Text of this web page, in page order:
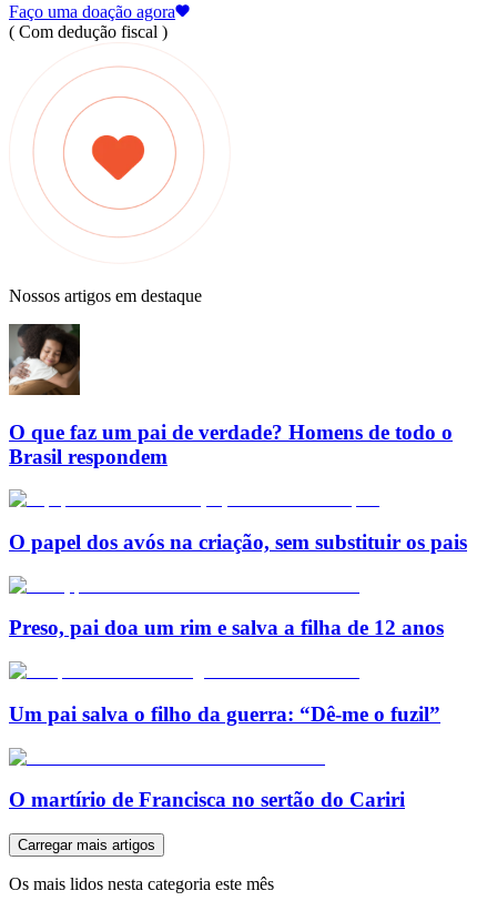
Faço uma doação agora
( Com dedução fiscal )
Nossos artigos em destaque
O que faz um pai de verdade? Homens de todo o
Brasil respondem
O papel dos avós na criação, sem substituir os pais
Preso, pai doa um rim e salva a filha de 12 anos
Um pai salva o filho da guerra: “Dê-me o fuzil”
O martírio de Francisca no sertão do Cariri
Carregar mais artigos
Os mais lidos nesta categoria este mês